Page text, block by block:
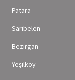
Patara
Sarıbelen
Bezirgan
Yeşilköy